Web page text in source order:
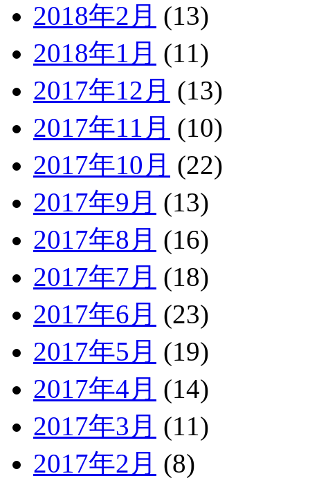
2018年2月 (13)
2018年1月 (11)
2017年12月 (13)
2017年11月 (10)
2017年10月 (22)
2017年9月 (13)
2017年8月 (16)
2017年7月 (18)
2017年6月 (23)
2017年5月 (19)
2017年4月 (14)
2017年3月 (11)
2017年2月 (8)